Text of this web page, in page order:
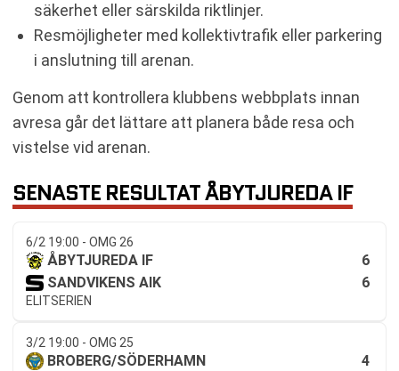
säkerhet eller särskilda riktlinjer.
Resmöjligheter med kollektivtrafik eller parkering
i anslutning till arenan.
Genom att kontrollera klubbens webbplats innan
avresa går det lättare att planera både resa och
vistelse vid arenan.
SENASTE RESULTAT ÅBYTJUREDA IF
6/2 19:00 - OMG 26
ÅBYTJUREDA IF
6
SANDVIKENS AIK
6
ELITSERIEN
3/2 19:00 - OMG 25
BROBERG/SÖDERHAMN
4